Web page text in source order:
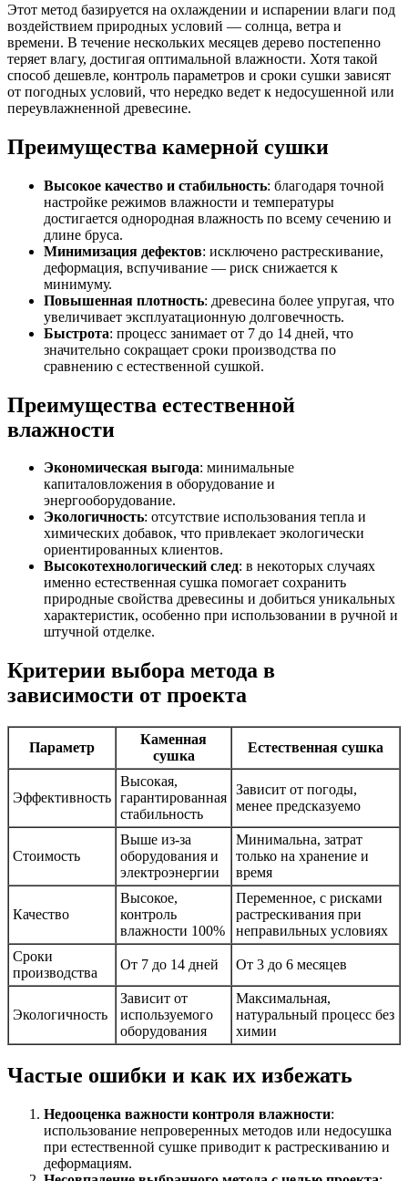
Этот метод базируется на охлаждении и испарении влаги под
воздействием природных условий — солнца, ветра и
времени. В течение нескольких месяцев дерево постепенно
теряет влагу, достигая оптимальной влажности. Хотя такой
способ дешевле, контроль параметров и сроки сушки зависят
от погодных условий, что нередко ведет к недосушенной или
переувлажненной древесине.
Преимущества камерной сушки
Высокое качество и стабильность: благодаря точной
настройке режимов влажности и температуры
достигается однородная влажность по всему сечению и
длине бруса.
Минимизация дефектов: исключено растрескивание,
деформация, вспучивание — риск снижается к
минимуму.
Повышенная плотность: древесина более упругая, что
увеличивает эксплуатационную долговечность.
Быстрота: процесс занимает от 7 до 14 дней, что
значительно сокращает сроки производства по
сравнению с естественной сушкой.
Преимущества естественной
влажности
Экономическая выгода: минимальные
капиталовложения в оборудование и
энергооборудование.
Экологичность: отсутствие использования тепла и
химических добавок, что привлекает экологически
ориентированных клиентов.
Высокотехнологический след: в некоторых случаях
именно естественная сушка помогает сохранить
природные свойства древесины и добиться уникальных
характеристик, особенно при использовании в ручной и
штучной отделке.
Критерии выбора метода в
зависимости от проекта
Параметр
Каменная
сушка
Естественная сушка
Эффективность
Высокая,
гарантированная
стабильность
Зависит от погоды,
менее предсказуемо
Стоимость
Выше из-за
оборудования и
электроэнергии
Минимальна, затрат
только на хранение и
время
Качество
Высокое,
контроль
влажности 100%
Переменное, с рисками
растрескивания при
неправильных условиях
Сроки
производства
От 7 до 14 дней От 3 до 6 месяцев
Экологичность
Зависит от
используемого
оборудования
Максимальная,
натуральный процесс без
химии
Частые ошибки и как их избежать
Недооценка важности контроля влажности:
использование непроверенных методов или недосушка
при естественной сушке приводит к растрескиванию и
деформациям.